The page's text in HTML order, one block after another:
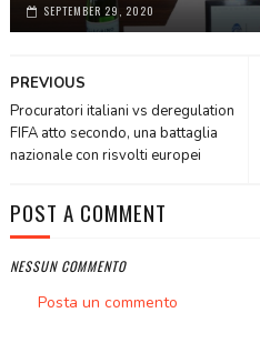
SEPTEMBER 29, 2020
PREVIOUS
Procuratori italiani vs deregulation
FIFA atto secondo, una battaglia
nazionale con risvolti europei
POST A COMMENT
NESSUN COMMENTO
Posta un commento